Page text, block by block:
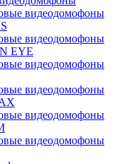
видеодомофоны
видеодомофоны
EYE
видеодомофоны
видеодомофоны
видеодомофоны
видеодомофоны